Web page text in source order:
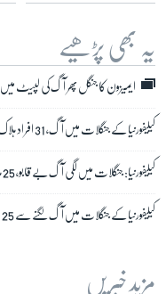
یہ بھی پڑھیے
ایمیزون کا جنگل پھر آگ کی لپیٹ میں
کیلیفورنیا کے جنگلات میں آگ، 31 افراد ہلاک
کیلیفورنیا: جنگلات میں لگی آگ بے قابو، 25 ہلاک
کیلیفورنیا کے جنگلات میں آگ لگنے سے 25 افراد ہلاک
مزید خبریں